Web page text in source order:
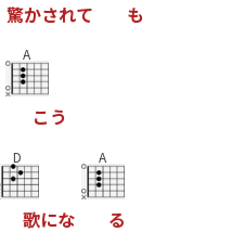
驚かされて も
A
こ う
D
歌にな
A
る